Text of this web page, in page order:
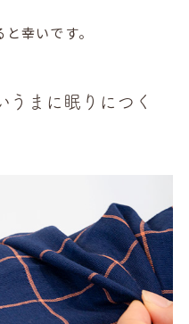
幸いです。
うまに眠りにつく